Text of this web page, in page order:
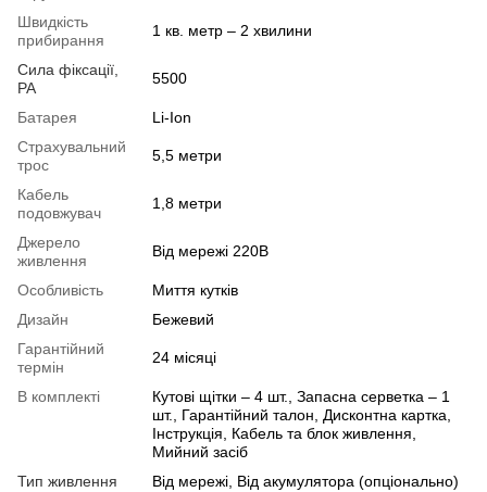
Швидкість
прибирання
1 кв. метр – 2 хвилини
Сила фіксації,
РА
5500
Батарея
Li-Ion
Страхувальний
трос
5,5 метри
Кабель
подовжувач
1,8 метри
Джерело
живлення
Від мережі 220В
Особливість
Миття кутків
Дизайн
Бежевий
Гарантійний
термін
24 місяці
В комплекті
Кутові щітки – 4 шт., Запасна серветка – 1
шт., Гарантійний талон, Дисконтна картка,
Інструкція, Кабель та блок живлення,
Мийний засіб
Тип живлення
Від мережі, Від акумулятора (опціонально)